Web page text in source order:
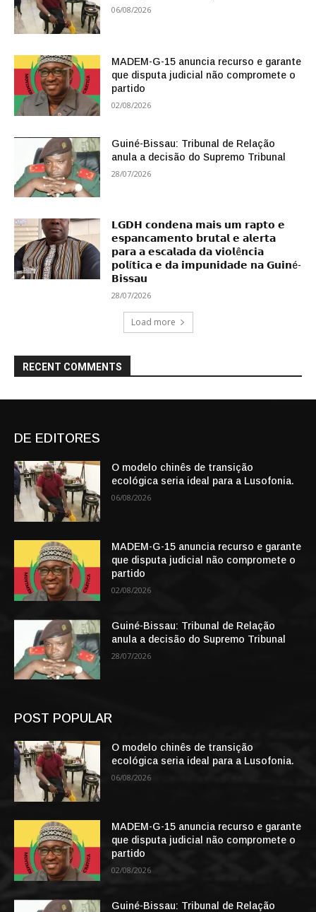
06/08/2026
MADEM-G-15 anuncia recurso e garante
que disputa judicial não compromete o
partido
02/08/2026
Guiné-Bissau: Tribunal de Relação
anula a decisão do Supremo Tribunal
28/07/2026
𝗟𝗚𝗗𝗛 𝗰𝗼𝗻𝗱𝗲𝗻𝗮 𝗺𝗮𝗶𝘀 𝘂𝗺 𝗿𝗮𝗽𝘁𝗼 𝗲
𝗲𝘀𝗽𝗮𝗻𝗰𝗮𝗺𝗲𝗻𝘁𝗼 𝗯𝗿𝘂𝘁𝗮𝗹 𝗲 𝗮𝗹𝗲𝗿𝘁𝗮
𝗽𝗮𝗿𝗮 𝗮 𝗲𝘀𝗰𝗮𝗹𝗮𝗱𝗮 𝗱𝗮 𝘃𝗶𝗼𝗹ê𝗻𝗰𝗶𝗮
𝗽𝗼𝗹í𝘁𝗶𝗰𝗮 𝗲 𝗱𝗮 𝗶𝗺𝗽𝘂𝗻𝗶𝗱𝗮𝗱𝗲 𝗻𝗮 𝗚𝘂𝗶𝗻é-
𝗕𝗶𝘀𝘀𝗮𝘂
28/07/2026
Load more
RECENT COMMENTS
DE EDITORES
O modelo chinês de transição
ecológica seria ideal para a Lusofonia.
06/08/2026
MADEM-G-15 anuncia recurso e garante
que disputa judicial não compromete o
partido
02/08/2026
Guiné-Bissau: Tribunal de Relação
anula a decisão do Supremo Tribunal
28/07/2026
POST POPULAR
O modelo chinês de transição
ecológica seria ideal para a Lusofonia.
06/08/2026
MADEM-G-15 anuncia recurso e garante
que disputa judicial não compromete o
partido
02/08/2026
Guiné-Bissau: Tribunal de Relação